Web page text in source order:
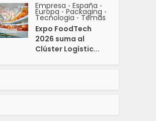
Empresa • España •
Europa • Packaging •
Tecnologia • Temas
Expo FoodTech
2026 suma al
Clúster Logístic...